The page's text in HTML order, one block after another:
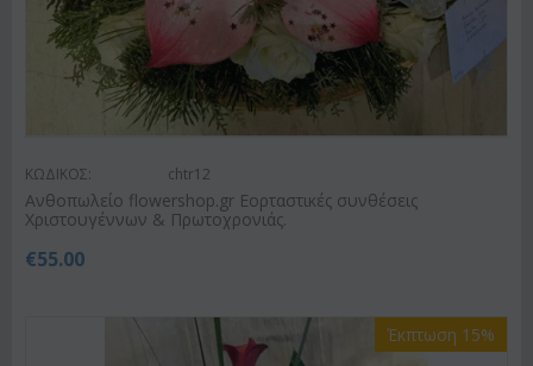
ΚΩΔΙΚΟΣ: chtr12
Ανθοπωλείο flowershop.gr Εορταστικές συνθέσεις
Χριστουγέννων & Πρωτοχρονιάς.
€55.00
Έκπτωση 15%